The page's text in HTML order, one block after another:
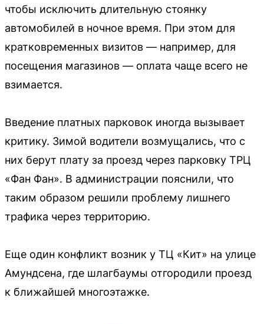
чтобы исключить длительную стоянку
автомобилей в ночное время. При этом для
кратковременных визитов — например, для
посещения магазинов — оплата чаще всего не
взимается.
Введение платных парковок иногда вызывает
критику. Зимой водители возмущались, что с
них берут плату за проезд через парковку ТРЦ
«Фан Фан». В администрации пояснили, что
таким образом решили проблему лишнего
трафика через территорию.
Еще один конфликт возник у ТЦ «Кит» на улице
Амундсена, где шлагбаумы отгородили проезд
к ближайшей многоэтажке.